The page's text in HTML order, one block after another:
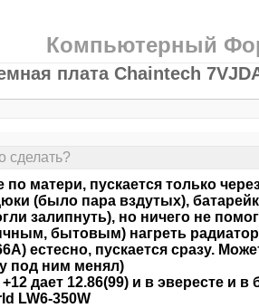
Компьютерный
плата Chaintech
сделать?
по матери, пускается только
(было пара вздутых),
залипнуть), но ничего не
бытовым) нагреть
естесно, пускается сразу.
под ним менял)
дает 12.86(99) и в эвересте и в
LW6-350W